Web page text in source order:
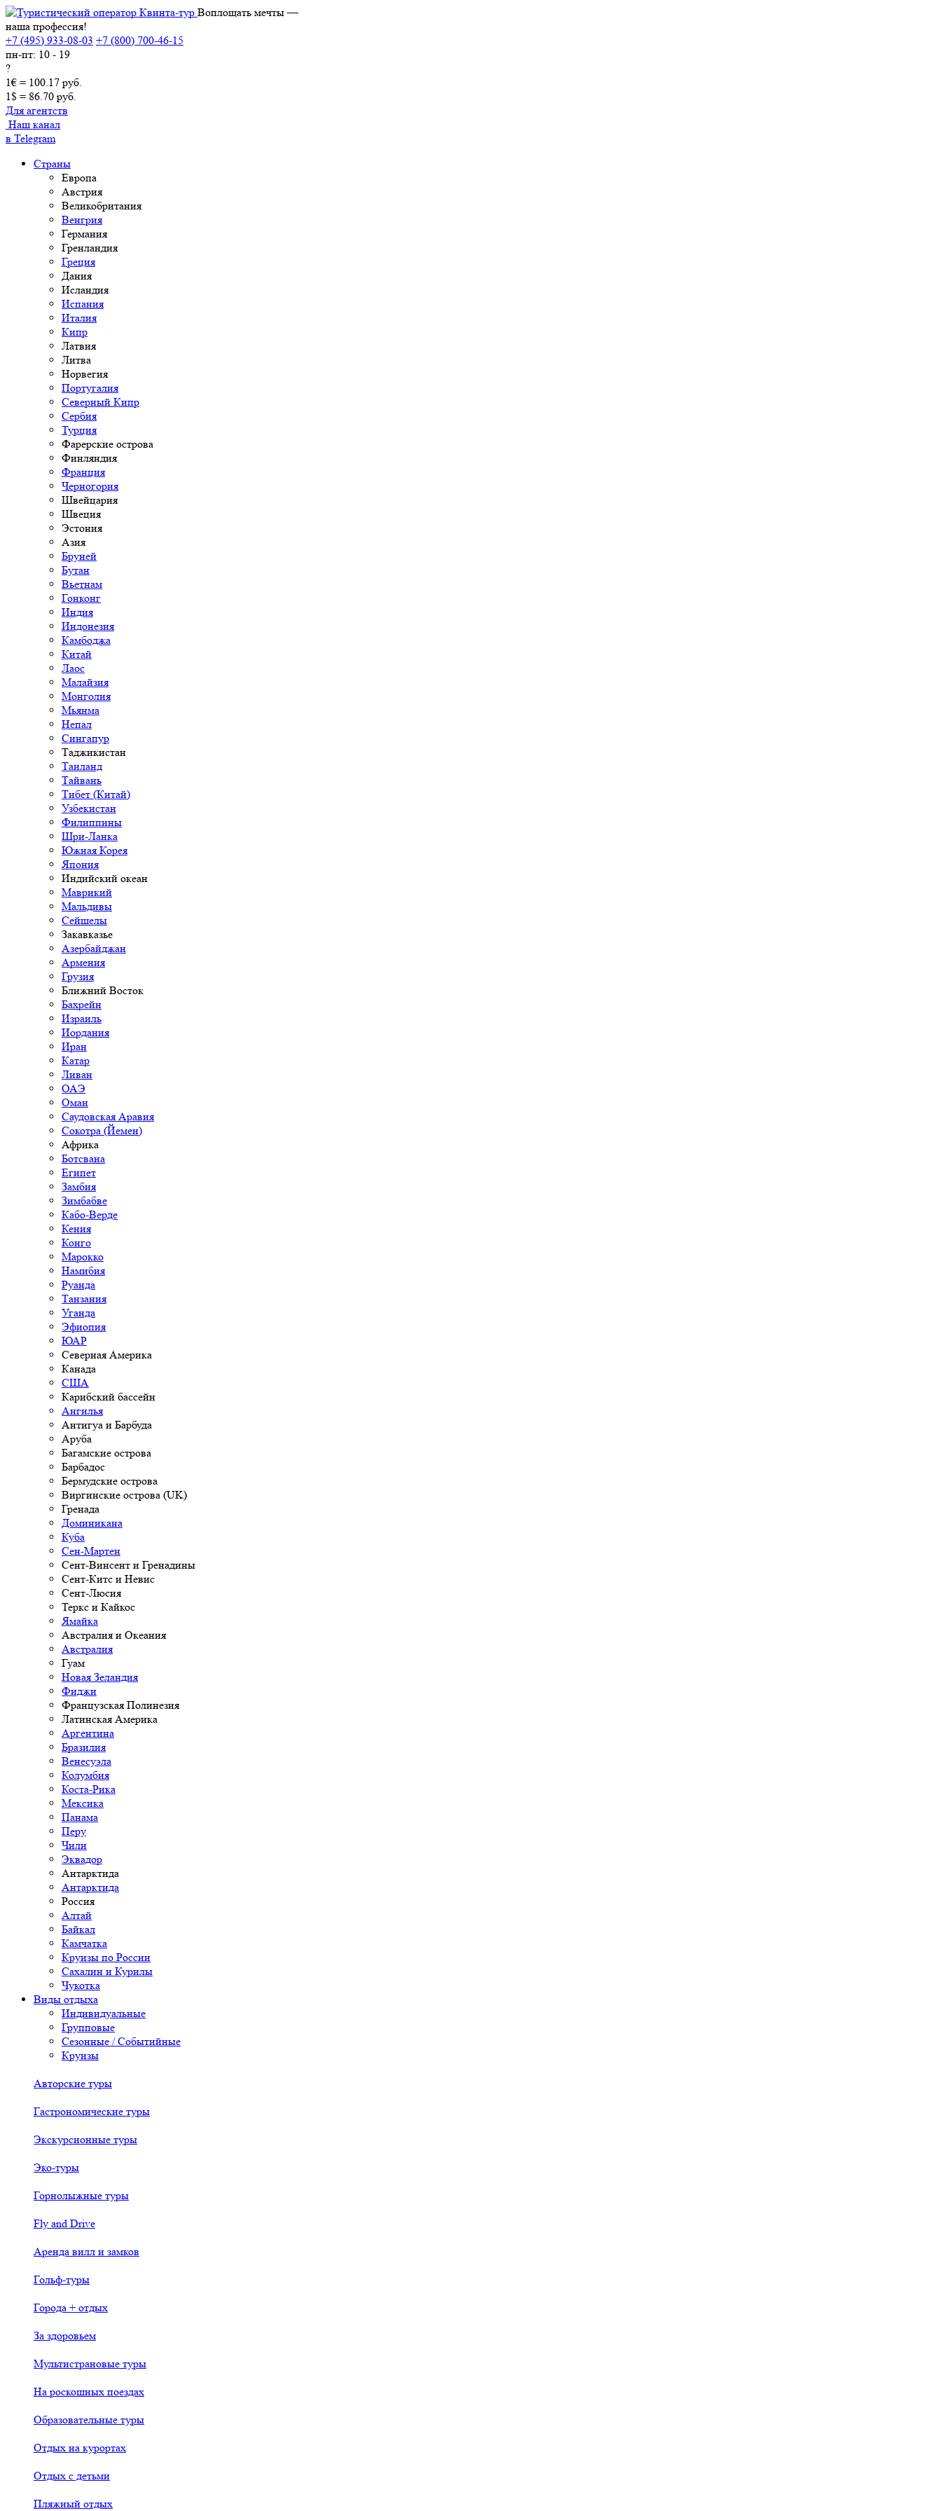
Воплощать мечты —
наша профессия!
+7 (495) 933-08-03 +7 (800) 700-46-15
пн-пт: 10 - 19
?
1€ = 100.17 руб.
1$ = 86.70 руб.
Для агентств
Наш канал
в Telegram
Страны
Европа
Австрия
Великобритания
Венгрия
Германия
Гренландия
Греция
Дания
Исландия
Испания
Италия
Кипр
Латвия
Литва
Норвегия
Португалия
Северный Кипр
Сербия
Турция
Фарерские острова
Финляндия
Франция
Черногория
Швейцария
Швеция
Эстония
Азия
Бруней
Бутан
Вьетнам
Гонконг
Индия
Индонезия
Камбоджа
Китай
Лаос
Малайзия
Монголия
Мьянма
Непал
Сингапур
Таджикистан
Таиланд
Тайвань
Тибет (Китай)
Узбекистан
Филиппины
Шри-Ланка
Южная Корея
Япония
Индийский океан
Маврикий
Мальдивы
Сейшелы
Закавказье
Азербайджан
Армения
Грузия
Ближний Восток
Бахрейн
Израиль
Иордания
Иран
Катар
Ливан
ОАЭ
Оман
Саудовская Аравия
Сокотра (Йемен)
Африка
Ботсвана
Египет
Замбия
Зимбабве
Кабо-Верде
Кения
Конго
Марокко
Намибия
Руанда
Танзания
Уганда
Эфиопия
ЮАР
Северная Америка
Канада
США
Карибский бассейн
Ангилья
Антигуа и Барбуда
Аруба
Багамские острова
Барбадос
Бермудские острова
Виргинские острова (UK)
Гренада
Доминикана
Куба
Сен-Мартен
Сент-Винсент и Гренадины
Сент-Китс и Невис
Сент-Люсия
Теркс и Кайкос
Ямайка
Австралия и Океания
Австралия
Гуам
Новая Зеландия
Фиджи
Французская Полинезия
Латинская Америка
Аргентина
Бразилия
Венесуэла
Колумбия
Коста-Рика
Мексика
Панама
Перу
Чили
Эквадор
Антарктида
Антарктида
Россия
Алтай
Байкал
Камчатка
Круизы по России
Сахалин и Курилы
Чукотка
Виды отдыха
Индивидуальные
Групповые
Сезонные / Событийные
Круизы
Авторские туры
Гастрономические туры
Экскурсионные туры
Эко-туры
Горнолыжные туры
Fly and Drive
Аренда вилл и замков
Гольф-туры
Города + отдых
За здоровьем
Мультистрановые туры
На роскошных поездах
Образовательные туры
Отдых на курортах
Отдых с детьми
Пляжный отдых